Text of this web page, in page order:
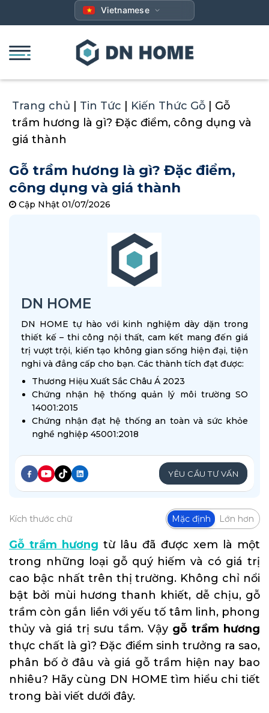
qua
dung
Vietnamese
Trang chủ Tin Tức Kiến Thức Gỗ
Gỗ
trầm hương là gì? Đặc điểm, công dụng và
giá thành
Gỗ trầm hương là gì? Đặc điểm,
công dụng và giá thành
Cập Nhật 01/07/2026
DN HOME
DN HOME tự hào với kinh nghiệm dày dặn trong
thiết kế – thi công nội thất, cam kết mang đến giá
trị vượt trội, kiến tạo không gian sống hiện đại, tiện
nghi và đẳng cấp cho bạn. Các thành tích đạt được:
Thương Hiệu Xuất Sắc Châu Á 2023
Chứng nhận hệ thống quản lý môi trường SO
14001:2015
Chứng nhận đạt hệ thống an toàn và sức khỏe
nghề nghiệp 45001:2018
YÊU CẦU TƯ VẤN
Kích thước chữ Mặc định Lớn hơn
Gỗ trầm hương từ lâu đã được xem là một
trong những loại gỗ quý hiếm và có giá trị
cao bậc nhất trên thị trường. Không chỉ nổi
bật bởi mùi hương thanh khiết, dễ chịu, gỗ
trầm còn gắn liền với yếu tố tâm linh, phong
thủy và giá trị sưu tầm. Vậy gỗ trầm hương
thực chất là gì? Đặc điểm sinh trưởng ra sao,
phân bố ở đâu và giá gỗ trầm hiện nay bao
nhiêu? Hãy cùng DN HOME tìm hiểu chi tiết
trong bài viết dưới đây.